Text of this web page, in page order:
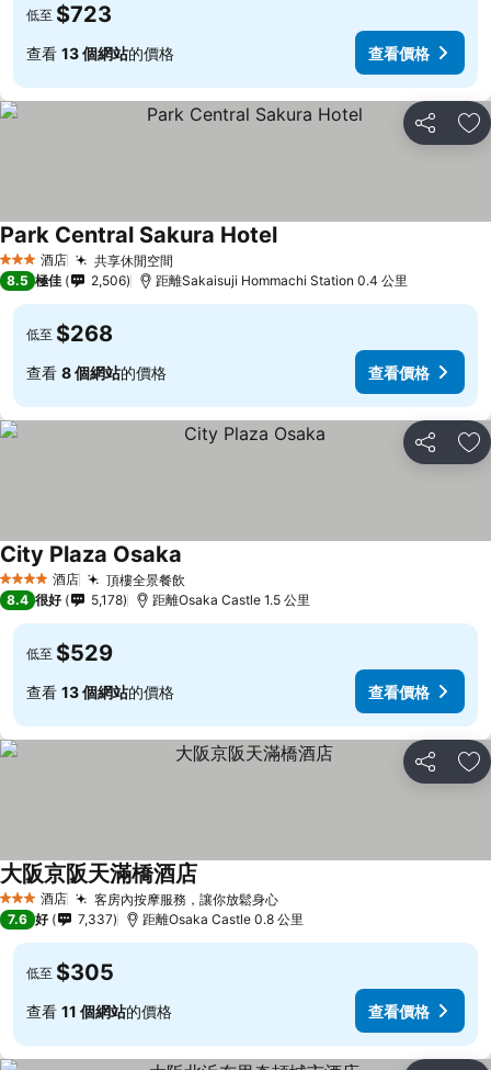
低至 $723
查看 13 個網站的價格 查看價格
分享 放
3 星級 酒店 共享休閒空間
Park Central Sakura Hotel查看價格
8.5 極佳 2,506 距離Sakaisuji Hommachi Station 0.4 公里
低至 $268
查看 8 個網站的價格 查看價格
分享 放
4 星級 酒店 頂樓全景餐飲查看價格
City Plaza Osaka
8.4 很好 5,178 距離Osaka Castle 1.5 公里
低至 $529
查看 13 個網站的價格 查看價格
分享 放
3 星級 酒店 客房內按摩服務，讓你放鬆身心查看價格
大阪京阪天滿橋酒店
7.6 好 7,337 距離Osaka Castle 0.8 公里
低至 $305
查看 11 個網站的價格 查看價格